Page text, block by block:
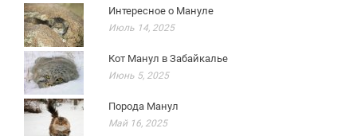
Интересное о Мануле
Июль 14, 2025
Кот Манул в Забайкалье
Июнь 5, 2025
Порода Манул
Май 16, 2025